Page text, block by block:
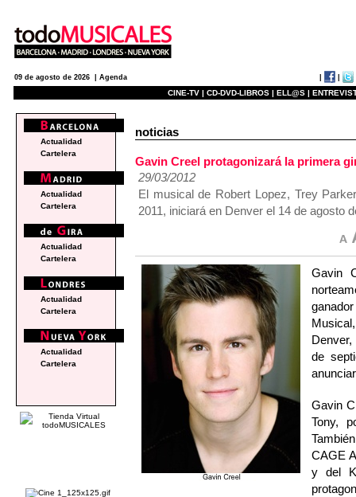
09 de agosto de 2026 | Agenda
CINE-TV | CD-DVD-LIBROS | ELL@S |
noticias
Gavin Creel protagonizará la primera
29/03/2012
El musical de Robert Lopez, Trey
2011, iniciará en Denver el 14 de agosto
Gavin
de
Gavin
Tony,
CAGE
y del
Actualidad
Cartelera
Actualidad
Cartelera
Actualidad
Cartelera
Actualidad
Cartelera
Actualidad
Cartelera